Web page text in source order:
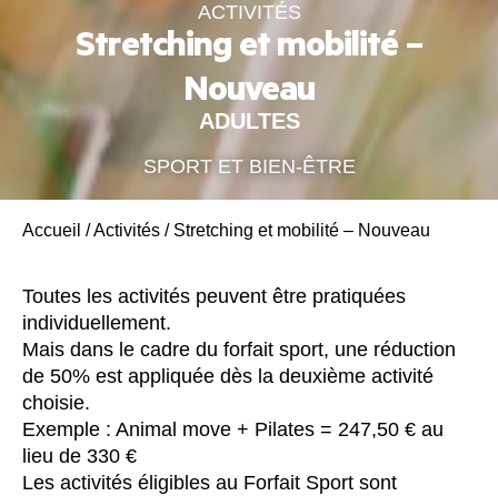
ACTIVITÉS
Stretching et mobilité –
Nouveau
ADULTES
SPORT ET BIEN-ÊTRE
Accueil /Activités / Stretching et mobilité – Nouveau
Toutes les activités peuvent être pratiquées
individuellement.
Mais dans le cadre du forfait sport, une réduction
de 50% est appliquée dès la deuxième activité
choisie.
Exemple : Animal move + Pilates = 247,50 € au
lieu de 330 €
Les activités éligibles au Forfait Sport sont